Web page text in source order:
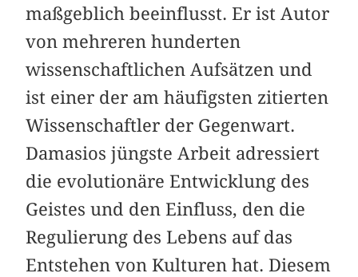
maßgeblich beeinflusst. Er ist Autor
von mehreren hunderten
wissenschaftlichen Aufsätzen und
ist einer der am häufigsten zitierten
Wissenschaftler der Gegenwart.
Damasios jüngste Arbeit adressiert
die evolutionäre Entwicklung des
Geistes und den Einfluss, den die
Regulierung des Lebens auf das
Entstehen von Kulturen hat. Diesem